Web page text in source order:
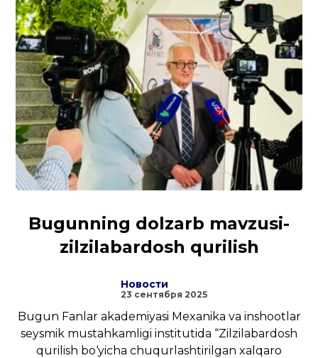
Bugunning dolzarb mavzusi-
zilzilabardosh qurilish
Новости
23 сентября 2025
Bugun Fanlar akademiyasi Mexanika va inshootlar
seysmik mustahkamligi institutida “Zilzilabardosh
qurilish bo‘yicha chuqurlashtirilgan xalqaro